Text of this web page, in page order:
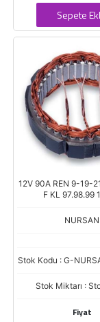
Sepete
12V 90A REN 9-19-
F KL 97.98.99
NURSAN
Stok Kodu : G-
Stok Miktarı :
Fiyat